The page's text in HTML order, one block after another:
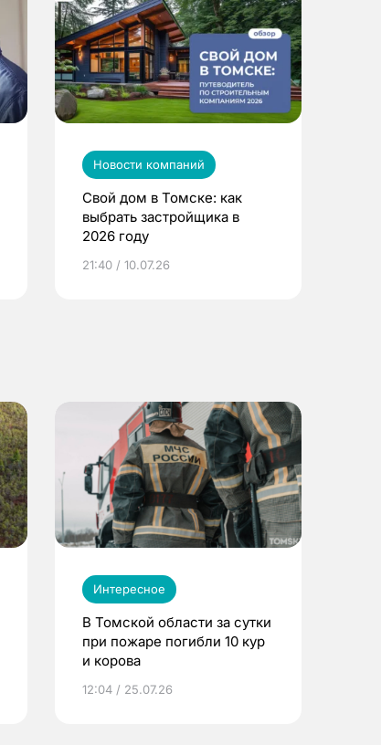
Новости компаний
Свой дом в Томске: как
выбрать застройщика в
2026 году
21:40 / 10.07.26
Интересное
В Томской области за сутки
при пожаре погибли 10 кур
и корова
12:04 / 25.07.26